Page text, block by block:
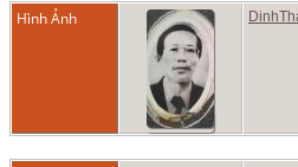
Hình Ảnh